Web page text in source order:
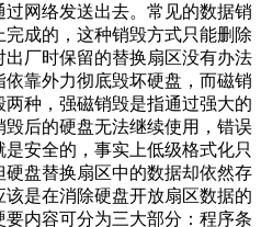
网络发送出去。常见的数据销
成的，这种销毁方式只能删除
厂时保留的替换扇区没有办法
靠外力彻底毁坏硬盘，而磁销
种，强磁销毁是指通过强大的
后的硬盘无法继续使用，错误
安全的，事实上低级格式化只
盘替换扇区中的数据却依然存
是在消除硬盘开放扇区数据的
内容可分为三大部分：程序条